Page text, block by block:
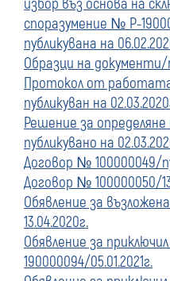
избор въз основа на
споразумение № Р-
публикувана на
Образци на документи/
Протокол от
публикуван на
Решение за
публикувано на
Договор № 100000049/
Договор № 100000050/
Обявление за
13.04.2020г.
Обявление за
190000094/05.01.2021г.